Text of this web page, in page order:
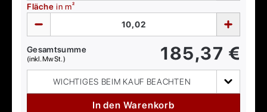
Fläche in m²
Gesamtsumme
(inkl. MwSt.) 185,37 €
WICHTIGES BEIM KAUF BEACHTEN
In den Warenkorb